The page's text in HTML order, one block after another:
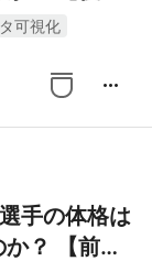
可視化
more_horiz
手の体格は
？ 【前